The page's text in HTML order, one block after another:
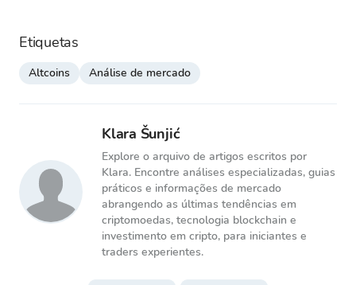
Etiquetas
Altcoins Análise de mercado
Klara Šunjić
Explore o arquivo de artigos escritos por
Klara. Encontre análises especializadas, guias
práticos e informações de mercado
abrangendo as últimas tendências em
criptomoedas, tecnologia blockchain e
investimento em cripto, para iniciantes e
traders experientes.